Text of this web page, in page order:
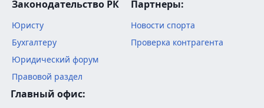
Законодательство РК
Юристу
Бухгалтеру
Юридический форум
Правовой раздел
Партнеры:
Новости спорта
Проверка контрагента
Главный офис: